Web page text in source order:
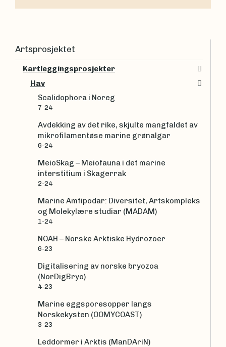
Artsprosjektet
Kartleggingsprosjekter
Hav
Scalidophora i Noreg
7-24
Avdekking av det rike, skjulte mangfaldet av
mikrofilamentøse marine grønalgar
6-24
MeioSkag – Meiofauna i det marine
interstitium i Skagerrak
2-24
Marine Amfipodar: Diversitet, Artskompleks
og Molekylære studiar (MADAM)
1-24
NOAH – Norske Arktiske Hydrozoer
6-23
Digitalisering av norske bryozoa
(NorDigBryo)
4-23
Marine eggsporesopper langs
Norskekysten (OOMYCOAST)
3-23
Leddormer i Arktis (ManDAriN)